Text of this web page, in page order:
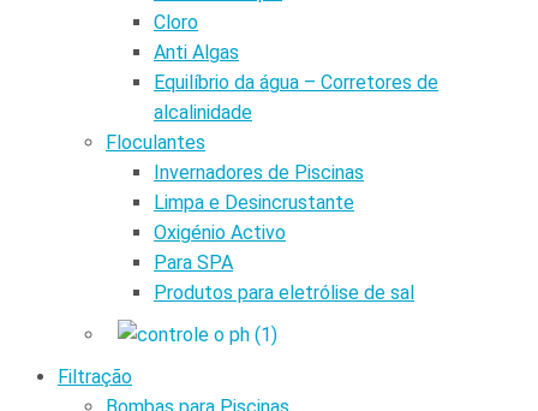
Cloro
Anti Algas
Equilíbrio da água – Corretores de
alcalinidade
Floculantes
Invernadores de Piscinas
Limpa e Desincrustante
Oxigénio Activo
Para SPA
Produtos para eletrólise de sal
Filtração